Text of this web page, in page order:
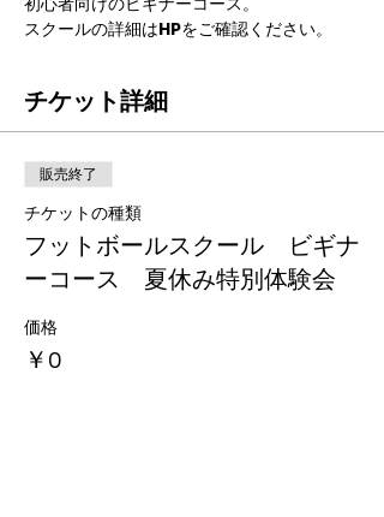
スクールの詳細はHPをご確認ください。
チケット詳細
販売終了
チケットの種類
フットボールスクール ビギナ
ーコース 夏休み特別体験会
価格
￥0